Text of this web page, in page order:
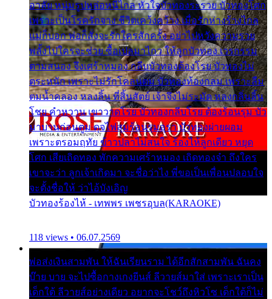
อาลัย หนุ่มรูปหล่อหนีไกล หัวใจบัวทองระรวย บัวทองโศก
เพราะเป็นโรครักจาง ชีวิตเคว้งคว้าง เมื่อรักห่างร้างไกล
แม่ก็บอก พ่อก็สั่งจะรักใครสักครั้ง อย่าไปหวังความรวย
พลั้งไปใครจะช่วย ซื้อเปลมาไกว ให้ลูกบัวทอง เวรกรรม
ตามสนอง จึงเศร้าหมอง กลีบบัวทองต้องโรย บัวทองไม่
ตระหนัก เพราะไม่รักโคลนตม บัวทองท้องกลม เพราะลืม
ตมน้ำคลอง หลงลิ้น ที่สิ้นสัตย์ เจ้าจึงไม่ระมัด หลงกลิ่นลิ้น
โชย คำหวาน เขาวาดโรย บัวทองกลีบโรย ต้องร้อนรุม บัว
มาบานก่อนตูม ดุจไฟสุมร้อนรุมอุรา บัวทองผ่ายผอม
เพราะตรอมฤทัย ข้าวปลาไม่สนใจ ร้องไห้ลูกเดียว หยุด
โศก เสียเถิดทอง พักความเศร้าหมอง เถิดทองจ๋า ถึงใคร
เขาจะว่า ลูกเจ้าเกิดมา จะชื่อว่าไง พี่ขอเป็นเพื่อนปลอบใจ
จะตั้งชื่อให้ ว่าไอ้บังเอิญ
บัวทองร้องไห้ - เทพพร เพชรอุบล(KARAOKE)
118 views • 06.07.2569
พ่อส่งเงินสามพัน ให้ฉันเรียนราม ได้อีกสักสามพัน ฉันคง
บ๊าย บาย จะไปซื้อกางเกงยีนส์ ลีวายส์มาใส่ เพราะเราเป็น
เด็กใต้ ลีวายส์อย่างเดียว อยากจะโชว์ถึงหิวโซ เด็กใต้ก็ไม่